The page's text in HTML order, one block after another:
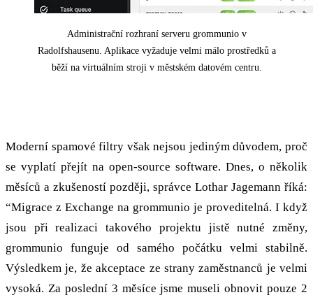
Administrační rozhraní serveru grommunio v
Radolfshausenu. Aplikace vyžaduje velmi málo prostředků a
běží na virtuálním stroji v městském datovém centru.
Moderní spamové filtry však nejsou jediným důvodem, proč
se vyplatí přejít na open-source software. Dnes, o několik
měsíců a zkušeností později, správce Lothar Jagemann říká:
“Migrace z Exchange na grommunio je proveditelná. I když
jsou při realizaci takového projektu jistě nutné změny,
grommunio funguje od samého počátku velmi stabilně.
Výsledkem je, že akceptace ze strany zaměstnanců je velmi
vysoká. Za poslední 3 měsíce jsme museli obnovit pouze 2